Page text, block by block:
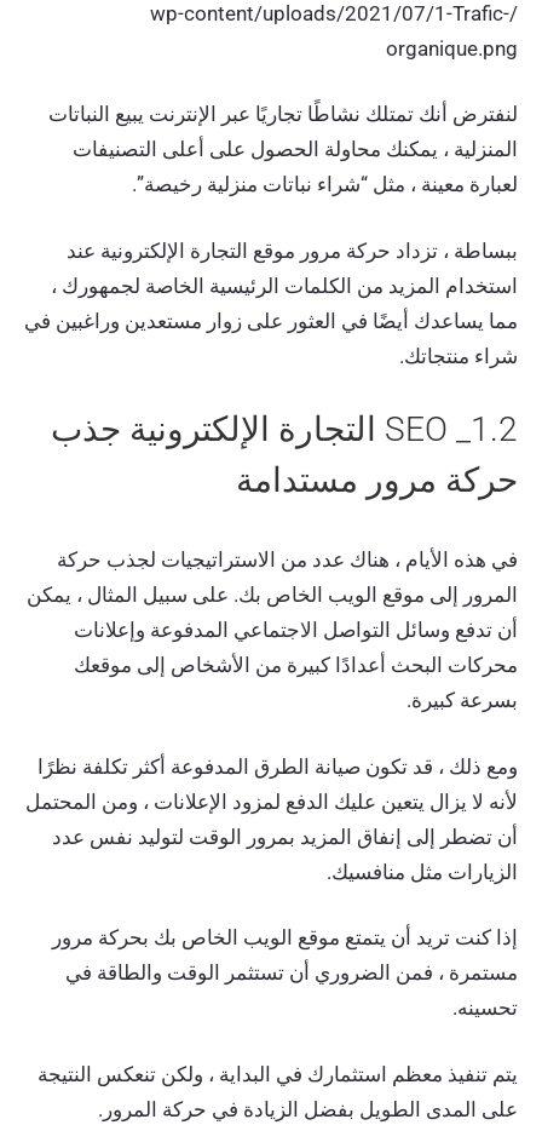
/wp-content/uploads/2021/07/1-Trafic-
organique.png
لنفترض أنك تمتلك نشاطًا تجاريًا عبر الإنترنت يبيع النباتات
المنزلية ، يمكنك محاولة الحصول على أعلى التصنيفات
لعبارة معينة ، مثل “شراء نباتات منزلية رخيصة”.
ببساطة ، تزداد حركة مرور موقع التجارة الإلكترونية عند
استخدام المزيد من الكلمات الرئيسية الخاصة لجمهورك ،
مما يساعدك أيضًا في العثور على زوار مستعدين وراغبين في
شراء منتجاتك.
1.2_ SEO التجارة الإلكترونية جذب
حركة مرور مستدامة
في هذه الأيام ، هناك عدد من الاستراتيجيات لجذب حركة
المرور إلى موقع الويب الخاص بك. على سبيل المثال ، يمكن
أن تدفع وسائل التواصل الاجتماعي المدفوعة وإعلانات
محركات البحث أعدادًا كبيرة من الأشخاص إلى موقعك
بسرعة كبيرة.
ومع ذلك ، قد تكون صيانة الطرق المدفوعة أكثر تكلفة نظرًا
لأنه لا يزال يتعين عليك الدفع لمزود الإعلانات ، ومن المحتمل
أن تضطر إلى إنفاق المزيد بمرور الوقت لتوليد نفس عدد
الزيارات مثل منافسيك.
إذا كنت تريد أن يتمتع موقع الويب الخاص بك بحركة مرور
مستمرة ، فمن الضروري أن تستثمر الوقت والطاقة في
تحسينه.
يتم تنفيذ معظم استثمارك في البداية ، ولكن تنعكس النتيجة
على المدى الطويل بفضل الزيادة في حركة المرور.